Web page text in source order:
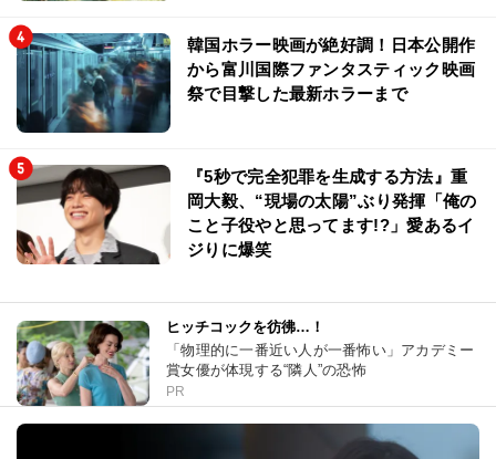
韓国ホラー映画が絶好調！日本公開作
から富川国際ファンタスティック映画
祭で目撃した最新ホラーまで
『5秒で完全犯罪を生成する方法』重
岡大毅、“現場の太陽”ぶり発揮「俺の
こと子役やと思ってます!?」愛あるイ
ジりに爆笑
ヒッチコックを彷彿…！
「物理的に一番近い人が一番怖い」アカデミー
賞女優が体現する“隣人”の恐怖
PR